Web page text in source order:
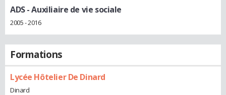
ADS- Auxiliaire de vie sociale
2005 - 2016
Formations
Lycée Hôtelier De Dinard
Dinard